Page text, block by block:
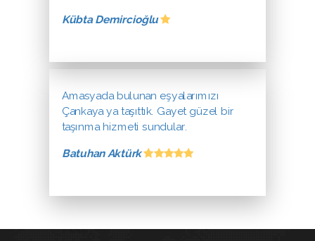
Kübta Demircioğlu
Amasyada bulunan eşyalarımızı
Çankaya ya taşıttık. Gayet güzel bir
taşınma hizmeti sundular.
Batuhan Aktürk